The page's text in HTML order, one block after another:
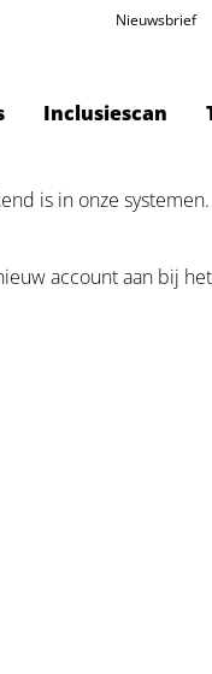
Inclusiescan
Nieuwsbrief
is in onze
account aan bij